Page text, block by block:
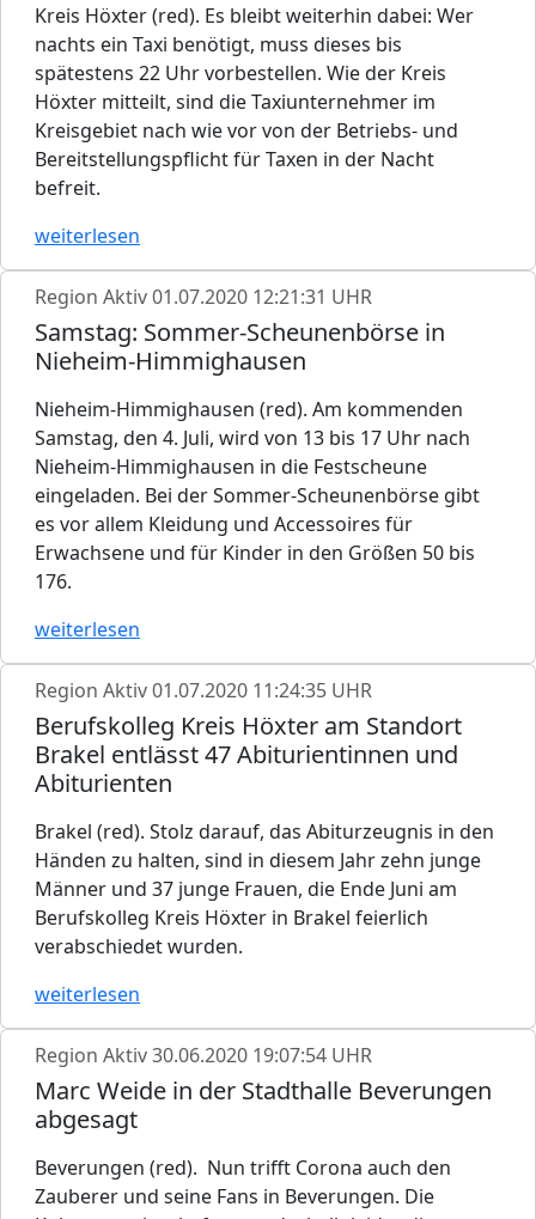
Kreis Höxter (red). Es bleibt weiterhin dabei: Wer
nachts ein Taxi benötigt, muss dieses bis
spätestens 22 Uhr vorbestellen. Wie der Kreis
Höxter mitteilt, sind die Taxiunternehmer im
Kreisgebiet nach wie vor von der Betriebs- und
Bereitstellungspflicht für Taxen in der Nacht
befreit.
weiterlesen
Region Aktiv01.07.2020 12:21:31 UHR
Samstag: Sommer-Scheunenbörse in
Nieheim-Himmighausen
Nieheim-Himmighausen (red). Am kommenden
Samstag, den 4. Juli, wird von 13 bis 17 Uhr nach
Nieheim-Himmighausen in die Festscheune
eingeladen. Bei der Sommer-Scheunenbörse gibt
es vor allem Kleidung und Accessoires für
Erwachsene und für Kinder in den Größen 50 bis
176.
weiterlesen
Region Aktiv01.07.2020 11:24:35 UHR
Berufskolleg Kreis Höxter am Standort
Brakel entlässt 47 Abiturientinnen und
Abiturienten
Brakel (red). Stolz darauf, das Abiturzeugnis in den
Händen zu halten, sind in diesem Jahr zehn junge
Männer und 37 junge Frauen, die Ende Juni am
Berufskolleg Kreis Höxter in Brakel feierlich
verabschiedet wurden.
weiterlesen
Region Aktiv30.06.2020 19:07:54 UHR
Marc Weide in der Stadthalle Beverungen
abgesagt
Beverungen (red). Nun trifft Corona auch den
Zauberer und seine Fans in Beverungen. Die